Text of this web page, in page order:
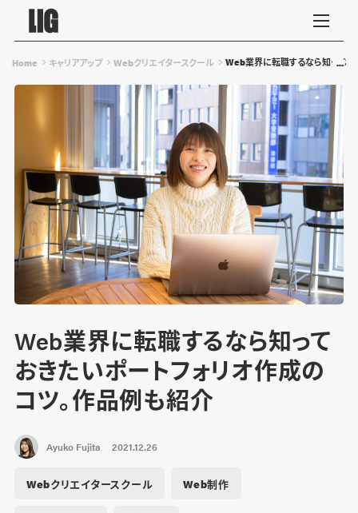
Home キャリアアップ Webクリエイタースクール Web業界に転職するなら知ってお
Web業界に転職するなら知って
おきたいポートフォリオ作成の
コツ。作品例も紹介
Ayuko Fujita 2021.12.26
Webクリエイタースクール Web制作